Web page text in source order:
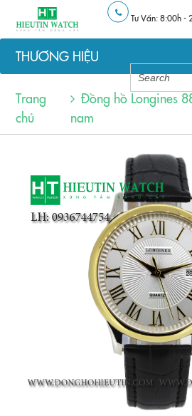
Tư Vấn: 8:00h -
THƯƠNG HIỆU
Trang
chủ
Đồng hồ Longines
nam